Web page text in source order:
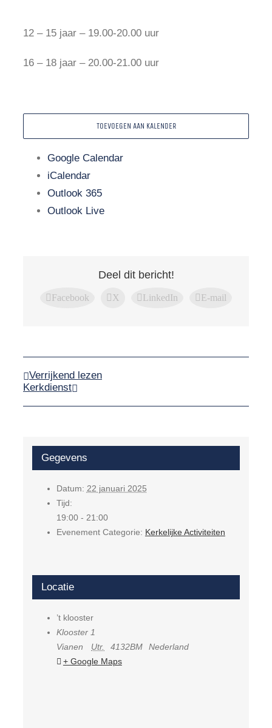
12 – 15 jaar – 19.00-20.00 uur
16 – 18 jaar – 20.00-21.00 uur
TOEVOEGEN AAN KALENDER
Google Calendar
iCalendar
Outlook 365
Outlook Live
Deel dit bericht!
Facebook X LinkedIn E-mail
Verrijkend lezen
Kerkdienst
Gegevens
Datum: 22 januari 2025
Tijd:
19:00 - 21:00
Evenement Categorie: Kerkelijke Activiteiten
Locatie
’t klooster
Klooster 1
Vianen
Utr. 4132BM
Nederland
+ Google Maps